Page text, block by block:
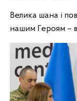
Велика шана і
нашим Героям –